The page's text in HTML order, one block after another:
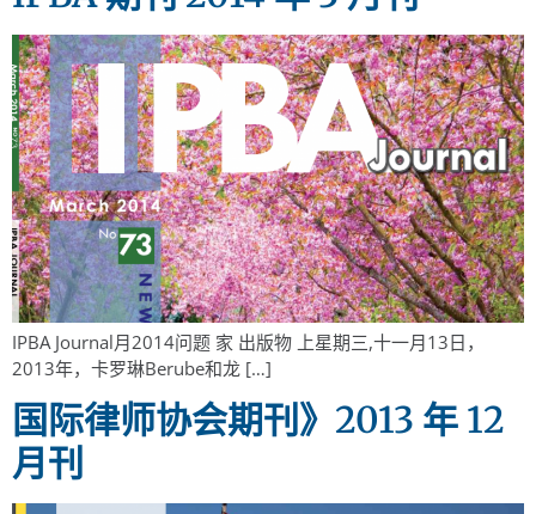
IPBA Journal月2014问题 家 出版物 上星期三,十一月13日，
2013年，卡罗琳Berube和龙 […]
国际律师协会期刊》2013 年 12
月刊